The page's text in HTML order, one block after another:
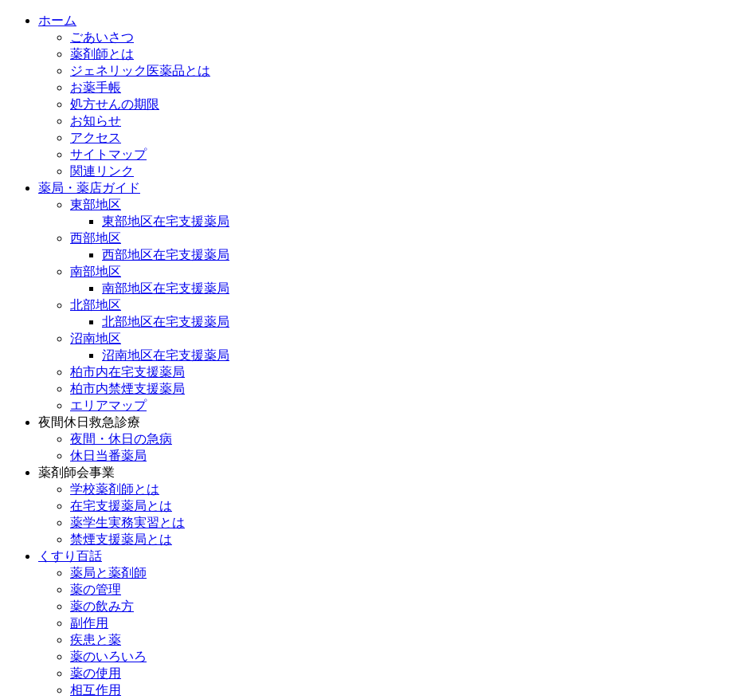
ホーム
ごあいさつ
薬剤師とは
ジェネリック医薬品とは
お薬手帳
処方せんの期限
お知らせ
アクセス
サイトマップ
関連リンク
薬局・薬店ガイド
東部地区
東部地区在宅支援薬局
西部地区
西部地区在宅支援薬局
南部地区
南部地区在宅支援薬局
北部地区
北部地区在宅支援薬局
沼南地区
沼南地区在宅支援薬局
柏市内在宅支援薬局
柏市内禁煙支援薬局
エリアマップ
夜間休日救急診療
夜間・休日の急病
休日当番薬局
薬剤師会事業
学校薬剤師とは
在宅支援薬局とは
薬学生実務実習とは
禁煙支援薬局とは
くすり百話
薬局と薬剤師
薬の管理
薬の飲み方
副作用
疾患と薬
薬のいろいろ
薬の使用
相互作用